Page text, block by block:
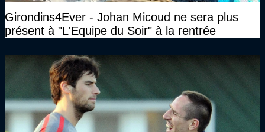
Girondins4Ever - Johan Micoud ne sera plus
présent à "L'Equipe du Soir" à la rentrée